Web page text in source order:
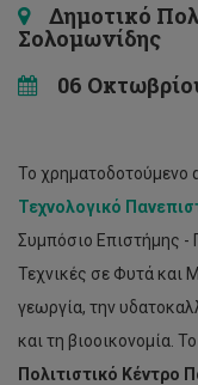
Δημοτικό
Σολομωνίδης
06
Το χρηματοδοτούμενο
Τεχνολογικό
Συμπόσιο Επιστήμης -
Τεχνικές σε Φυτά και
γεωργία, την
και τη βιοοικονομία.
Πολιτιστικό Κέντρο